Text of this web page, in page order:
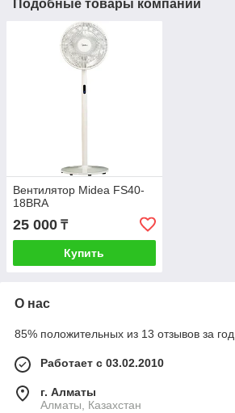
Подобные товары компании
Вентилятор Midea FS40-
18BRA
25 000 ₸
Купить
О нас
85% положительных из 13 отзывов за год
Работает с 03.02.2010
г. Алматы
Алматы, Казахстан